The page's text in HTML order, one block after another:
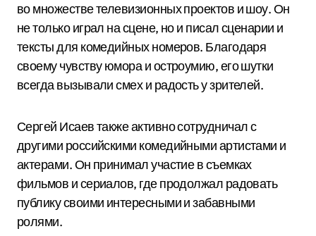
во множестве телевизионных проектов и шоу. Он
не только играл на сцене, но и писал сценарии и
тексты для комедийных номеров. Благодаря
своему чувству юмора и остроумию, его шутки
всегда вызывали смех и радость у зрителей.
Сергей Исаев также активно сотрудничал с
другими российскими комедийными артистами и
актерами. Он принимал участие в съемках
фильмов и сериалов, где продолжал радовать
публику своими интересными и забавными
ролями.